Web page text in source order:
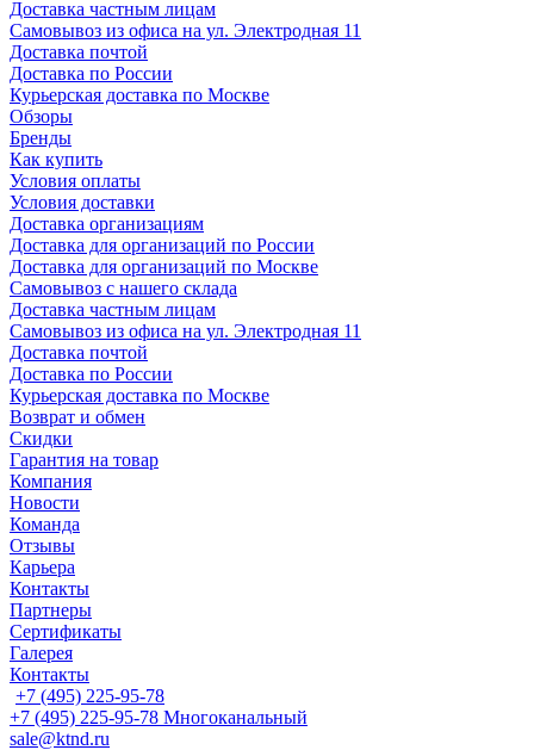
Доставка частным лицам
Самовывоз из офиса на ул. Электродная 11
Доставка почтой
Доставка по России
Курьерская доставка по Москве
Обзоры
Бренды
Как купить
Условия оплаты
Условия доставки
Доставка организациям
Доставка для организаций по России
Доставка для организаций по Москве
Самовывоз с нашего склада
Доставка частным лицам
Самовывоз из офиса на ул. Электродная 11
Доставка почтой
Доставка по России
Курьерская доставка по Москве
Возврат и обмен
Скидки
Гарантия на товар
Компания
Новости
Команда
Отзывы
Карьера
Контакты
Партнеры
Сертификаты
Галерея
Контакты
+7 (495) 225-95-78
+7 (495) 225-95-78 Многоканальный
sale@ktnd.ru